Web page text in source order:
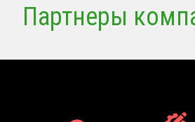
Партнеры